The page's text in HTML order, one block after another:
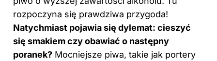
rozpoczyna się prawdziwa przygoda!
Natychmiast pojawia się dylemat: cieszyć
się smakiem czy obawiać o następny
poranek? Mocniejsze piwa, takie jak portery